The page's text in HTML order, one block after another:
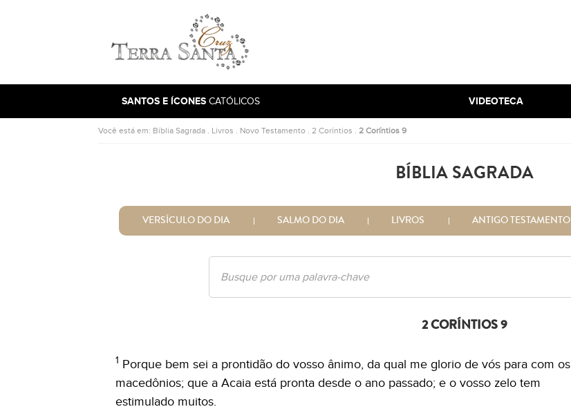
Ir para a página inicial
SANTOS E ÍCONES CATÓLICOS VIDEOTECA
Você está em: Bíblia Sagrada . Livros . Novo Testamento . 2 Coríntios . 2 Coríntios 9
BÍBLIA SAGRADA
VERSÍCULO DO DIA SALMO DO DIA LIVROS ANTIGO TESTAMENTO
2 CORÍNTIOS 9
1 Porque bem sei a prontidão do vosso ânimo, da qual me glorio de vós para com os
macedônios; que a Acaia está pronta desde o ano passado; e o vosso zelo tem
estimulado muitos.